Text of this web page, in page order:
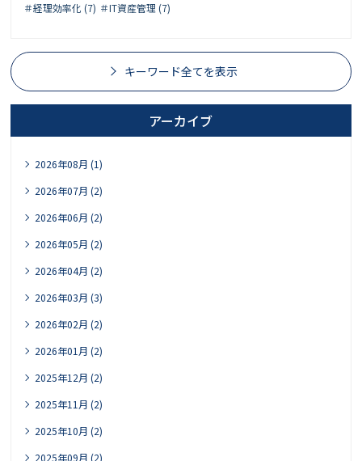
＃経理効率化 (7) ＃IT資産管理 (7)
キーワード全てを表示
アーカイブ
2026年08月 (1)
2026年07月 (2)
2026年06月 (2)
2026年05月 (2)
2026年04月 (2)
2026年03月 (3)
2026年02月 (2)
2026年01月 (2)
2025年12月 (2)
2025年11月 (2)
2025年10月 (2)
2025年09月 (2)